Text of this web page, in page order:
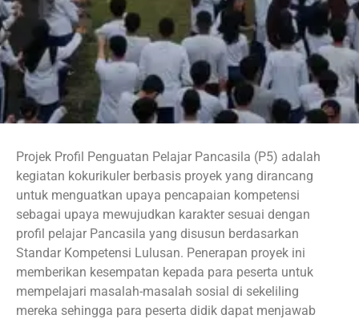
Projek Profil Penguatan Pelajar Pancasila (P5) adalah
kegiatan kokurikuler berbasis proyek yang dirancang
untuk menguatkan upaya pencapaian kompetensi
sebagai upaya mewujudkan karakter sesuai dengan
profil pelajar Pancasila yang disusun berdasarkan
Standar Kompetensi Lulusan. Penerapan proyek ini
memberikan kesempatan kepada para peserta untuk
mempelajari masalah-masalah sosial di sekeliling
mereka sehingga para peserta didik dapat menjawab